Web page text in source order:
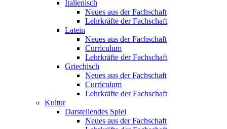
Italienisch
Neues aus der Fachschaft
Lehrkräfte der Fachschaft
Latein
Neues aus der Fachschaft
Curriculum
Lehrkräfte der Fachschaft
Griechisch
Neues aus der Fachschaft
Curriculum
Lehrkräfte der Fachschaft
Kultur
Darstellendes Spiel
Neues aus der Fachschaft